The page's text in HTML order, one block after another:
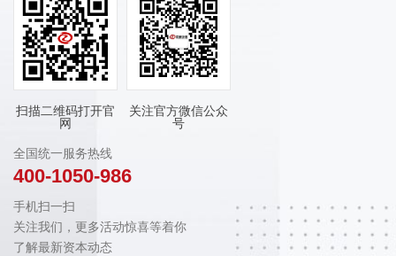
扫描二维码打开官
网
关注官方微信公众
号
全国统一服务热线
400-1050-986
手机扫一扫
关注我们，更多活动惊喜等着你
了解最新资本动态